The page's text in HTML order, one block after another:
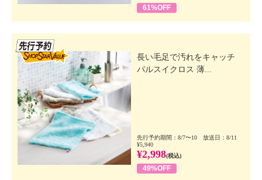
61%OFF
長い毛足で汚れをキャッチ
パルスイクロス 薄...
先行予約期間：8/7〜10 放送日：8/11
¥5,940
¥2,998(税込)
49%OFF